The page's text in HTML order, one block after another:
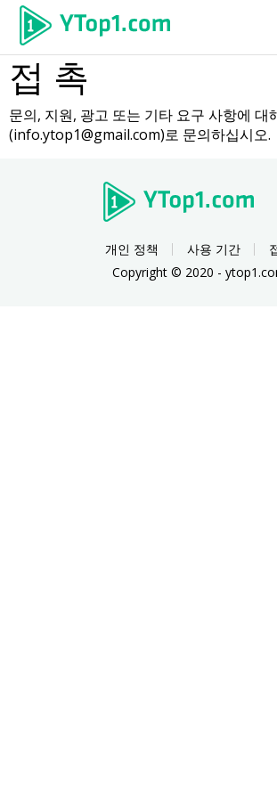
접 촉
문의, 지원, 광고 또는 기타 요구 사항에 대
(info.ytop1@gmail.com)로 문의하십시오.
개인 정책 사용 기간
Copyright © 2020 -